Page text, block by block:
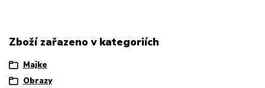
Zboží zařazeno v kategoriích
Majke
Obrazy